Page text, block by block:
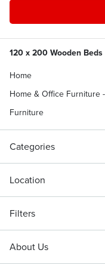
120 x 200 Wooden
Home
Home & Office Furniture
Furniture
Categories
Location
Filters
About Us